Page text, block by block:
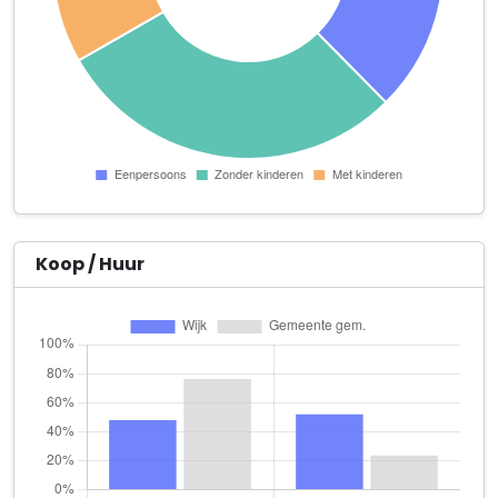
Eric Elbers
Mollenakker 2
Foot Fix
Standerdmolen 8 Kamer 22
De Molen 36 Unit 0.5b
iByouTi
De Molen 20 b 03
Jacinta Wetzer Coaching / Muziekproductie
Rademakersgilde 112
Joinn! Houten B.V.
Jongerius Invest Noord-Holland B.V.
Onderdoor 5
Koop / Huur